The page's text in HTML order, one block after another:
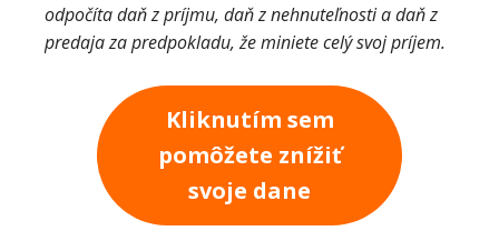
odpočíta daň z príjmu, daň z nehnuteľnosti a daň z
predaja za predpokladu, že miniete celý svoj príjem.
Kliknutím sem
pomôžete znížiť
svoje dane